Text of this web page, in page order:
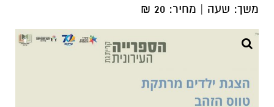
משך: שעה | מחיר: 20 ₪